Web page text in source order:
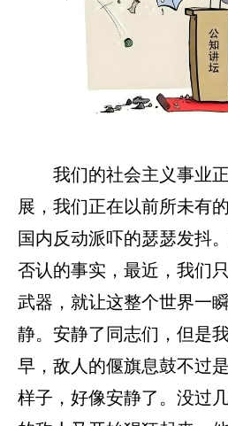
我们的社会主义事业
展，我们正在以前所未有
国内反动派吓的瑟瑟发抖
否认的事实，最近，我们
武器，就让这整个世界一
静。安静了同志们，但是
早，敌人的偃旗息鼓不过
样子，好像安静了。没过